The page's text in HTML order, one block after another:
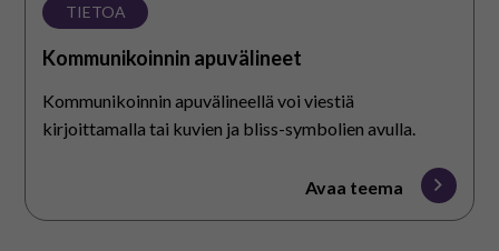
TIETOA
Kommunikoinnin apuvälineet
Kommunikoinnin apuvälineellä voi viestiä
kirjoittamalla tai kuvien ja bliss-symbolien avulla.
Avaa teema